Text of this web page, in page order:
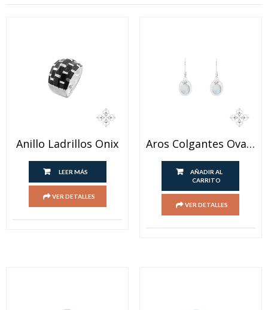
Anillo Ladrillos Onix
LEER MÁS
VER DETALLES
Aros Colgantes Ovalados Nacar
AÑADIR AL
CARRITO
VER DETALLES